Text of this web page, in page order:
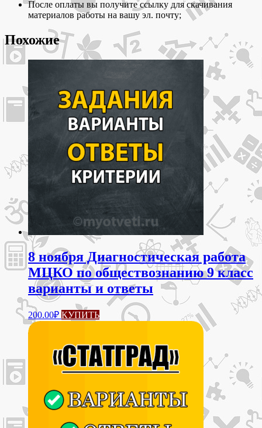
класс
варианты
ответы
После оплаты вы получите ссылку для скачивания
материалов работы на вашу эл. почту;
Похожие
8 ноября Диагностическая работа
МЦКО по обществознанию 9 класс
варианты и ответы
200.00₽ КУПИТЬ